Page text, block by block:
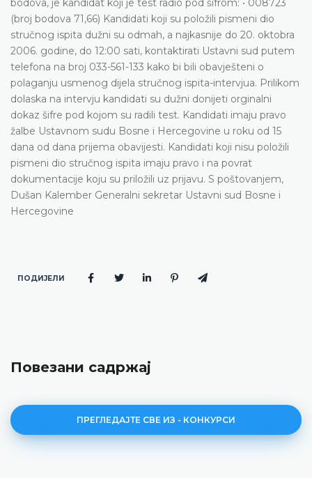
bodova, je kandidat koji je test radio pod šifrom: • 008723
(broj bodova 71,66) Kandidati koji su položili pismeni dio
stručnog ispita dužni su odmah, a najkasnije do 20. oktobra
2006. godine, do 12:00 sati, kontaktirati Ustavni sud putem
telefona na broj 033-561-133 kako bi bili obavješteni o
polaganju usmenog dijela stručnog ispita-intervjua. Prilikom
dolaska na intervju kandidati su dužni donijeti orginalni
dokaz šifre pod kojom su radili test. Kandidati imaju pravo
žalbe Ustavnom sudu Bosne i Hercegovine u roku od 15
dana od dana prijema obavijesti. Kandidati koji nisu položili
pismeni dio stručnog ispita imaju pravo i na povrat
dokumentacije koju su priložili uz prijavu. S poštovanjem,
Dušan Kalember Generalni sekretar Ustavni sud Bosne i
Hercegovine
ПОДИЈЕЛИ
Повезани садржај
ПРЕГЛЕДАЈТЕ СВЕ ИЗ - КОНКУРСИ